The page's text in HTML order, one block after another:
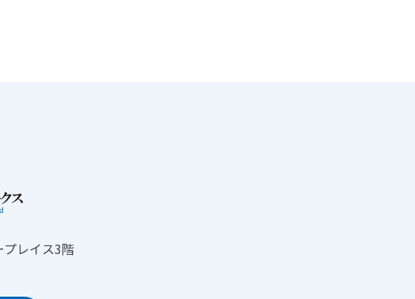
レイス3階